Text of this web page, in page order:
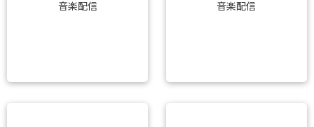
音楽配信 音楽配信